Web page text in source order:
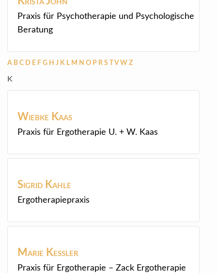
Praxis für Psychotherapie und Psychologische
Beratung
A B C D E F G H J K L M N O P R S V W Z
K
Wiebke Kaas
Praxis für Ergotherapie U. + W. Kaas
Sigrid Kahle
Ergotherapiepraxis
Marie Kessler
Praxis für Ergotherapie – Zack Ergotherapie